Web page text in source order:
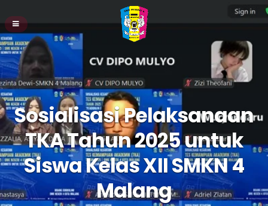
Sosialisasi Pelaksanaan
TKA Tahun 2025 untuk
Siswa Kelas XII SMKN 4
Malang